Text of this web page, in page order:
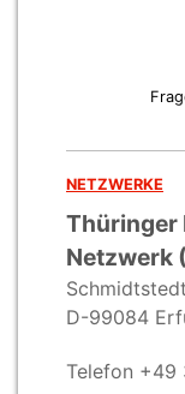
NETZWERKE
Thüringer
Netzwerk
D-99084
Telefon +49